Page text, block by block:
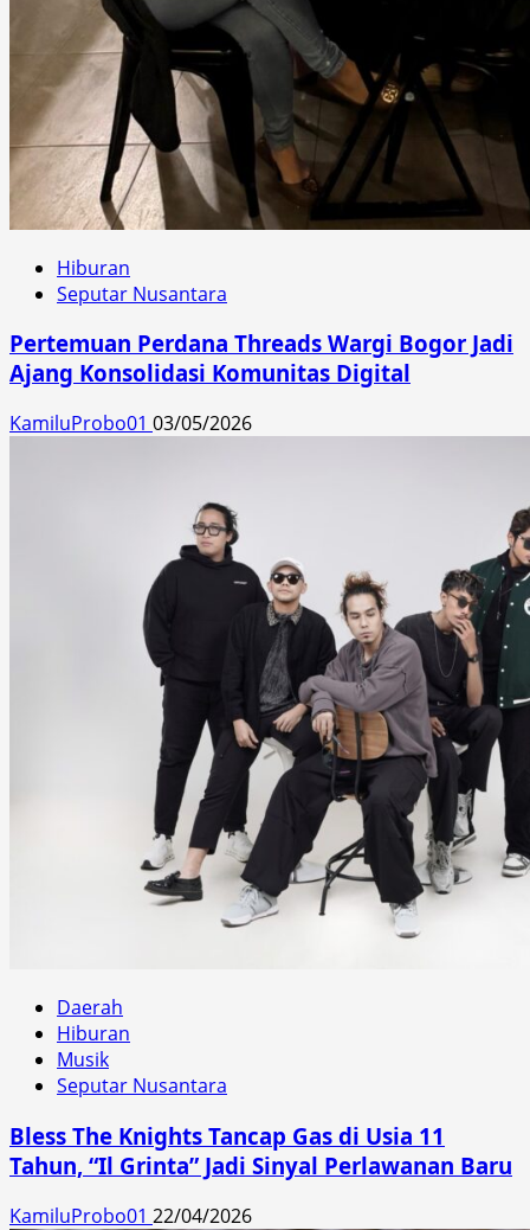
Hiburan
Seputar Nusantara
Pertemuan Perdana Threads Wargi Bogor Jadi
Ajang Konsolidasi Komunitas Digital
KamiluProbo01 03/05/2026
Daerah
Hiburan
Musik
Seputar Nusantara
Bless The Knights Tancap Gas di Usia 11
Tahun, “Il Grinta” Jadi Sinyal Perlawanan Baru
KamiluProbo01 22/04/2026